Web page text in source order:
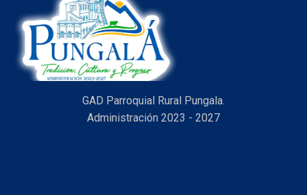
GAD Parroquial Rural Pungala.
Administración 2023 - 2027